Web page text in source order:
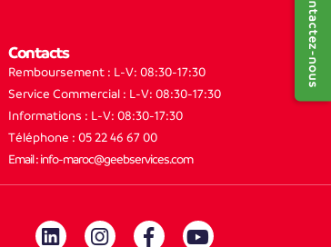
Contactez-nous
Contacts
Remboursement : L-V: 08:30-17:30
Service Commercial : L-V: 08:30-17:30
Informations : L-V: 08:30-17:30
Téléphone : 05 22 46 67 00
Email : info-maroc@geebservices.com